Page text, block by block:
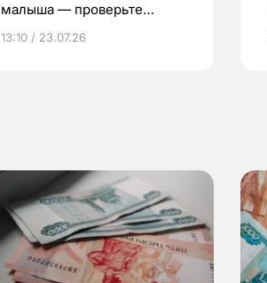
малыша — проверьте
по ОМС!
13:10 / 23.07.26